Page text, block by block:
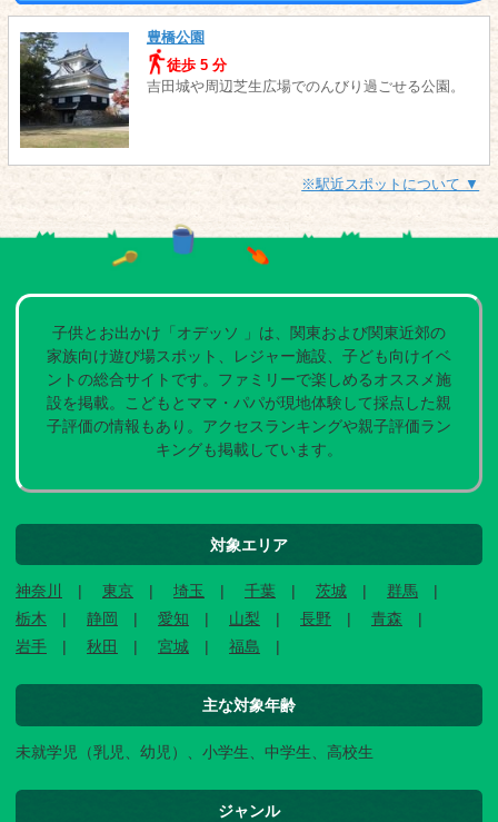
豊橋公園
徒歩 5 分
吉田城や周辺芝生広場でのんびり過ごせる公園。
※駅近スポットについて ▼
子供とお出かけ「オデッソ 」は、関東および関東近郊の
家族向け遊び場スポット、レジャー施設、子ども向けイベ
ントの総合サイトです。ファミリーで楽しめるオススメ施
設を掲載。こどもとママ・パパが現地体験して採点した親
子評価の情報もあり。アクセスランキングや親子評価ラン
キングも掲載しています。
対象エリア
神奈川 東京 埼玉 千葉 茨城
群馬
栃木
静岡 愛知 山梨 長野
青森
岩手
秋田 宮城 福島
主な対象年齢
未就学児（乳児、幼児）、小学生、中学生、高校生
ジャンル